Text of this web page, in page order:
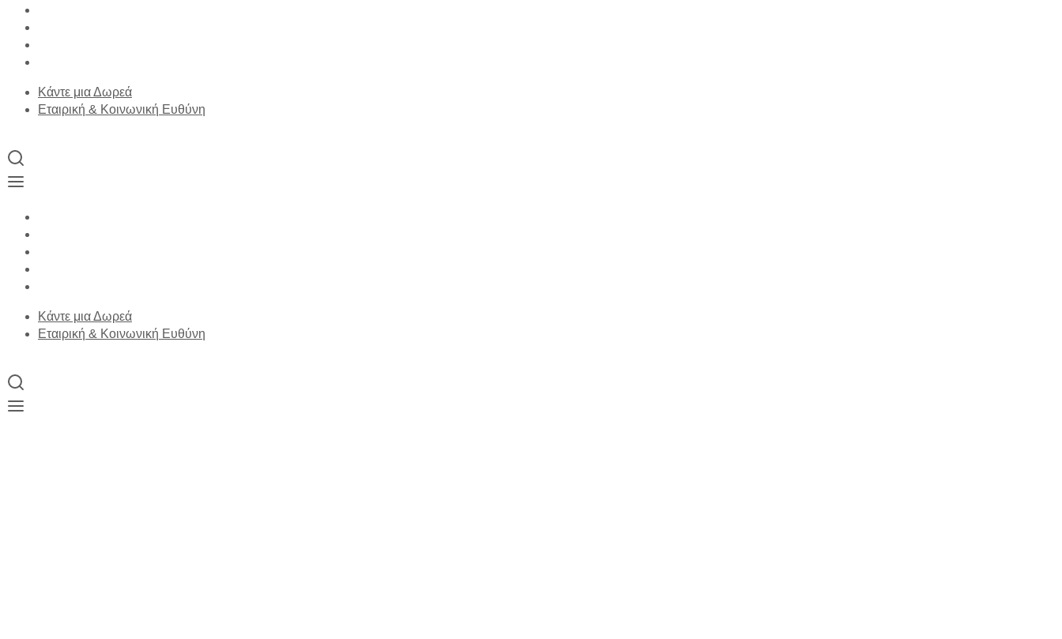
Κάντε μια Δωρεά
Εταιρική & Κοινωνική Ευθύνη
Κάντε μια Δωρεά
Εταιρική & Κοινωνική Ευθύνη